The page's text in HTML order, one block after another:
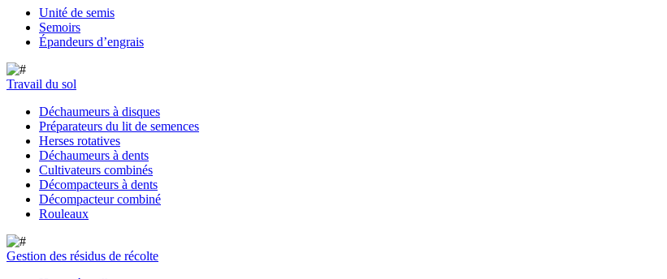
Unité de semis
Semoirs
Épandeurs d’engrais
Travail du sol
Déchaumeurs à disques
Préparateurs du lit de semences
Herses rotatives
Déchaumeurs à dents
Cultivateurs combinés
Décompacteurs à dents
Décompacteur combiné
Rouleaux
Gestion des résidus de récolte